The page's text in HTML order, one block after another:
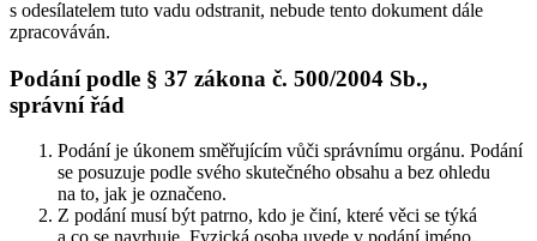
s odesílatelem tuto vadu odstranit, nebude tento dokument dále
zpracováván.
Podání podle § 37 zákona č. 500/2004 Sb.,
správní řád
Podání je úkonem směřujícím vůči správnímu orgánu. Podání
se posuzuje podle svého skutečného obsahu a bez ohledu
na to, jak je označeno.
Z podání musí být patrno, kdo je činí, které věci se týká